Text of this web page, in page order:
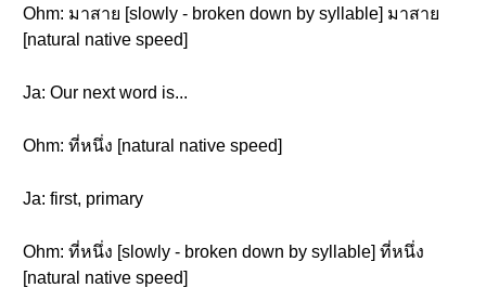
Ohm: มาสาย [slowly - broken down by syllable] มาสาย
[natural native speed]
Ja: Our next word is...
Ohm: ที่หนึ่ง [natural native speed]
Ja: first, primary
Ohm: ที่หนึ่ง [slowly - broken down by syllable] ที่หนึ่ง
[natural native speed]